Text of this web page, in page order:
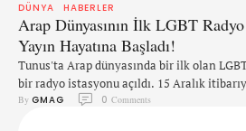
DÜNYA HABERLER
Arap Dünyasının İlk LGBT Radyo
Yayın Hayatına Başladı!
Tunus'ta Arap dünyasında bir ilk olan
bir radyo istasyonu açıldı. 15 Aralık
Shams, Hollanda büyükelçiliğinden destek
By GMAG 0 Comments